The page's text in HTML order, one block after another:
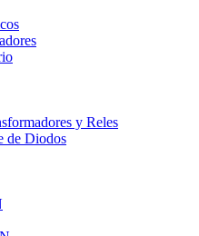
y Reles
de Diodos